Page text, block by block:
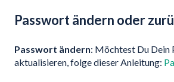
Passwort ändern oder
Passwort ändern: Möchtest Du Dein
aktualisieren, folge dieser Anleitung: